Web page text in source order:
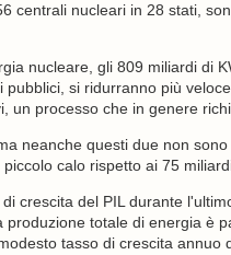
centrali nucleari in 28 stati,
nucleare, gli 809 miliardi di
si ridurranno più
un processo che in genere
neanche questi due non
calo rispetto ai 75
crescita del PIL durante
totale di energia è
tasso di crescita annuo